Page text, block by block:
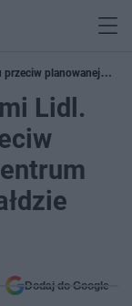
przeciw planowanej
Lidl.
Dodaj do Google